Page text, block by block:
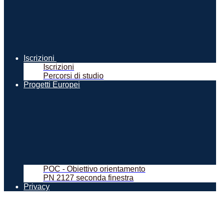
Iscrizioni
Iscrizioni
Percorsi di studio
Progetti Europei
POC - Obiettivo orientamento
PN 2127 seconda finestra
Privacy